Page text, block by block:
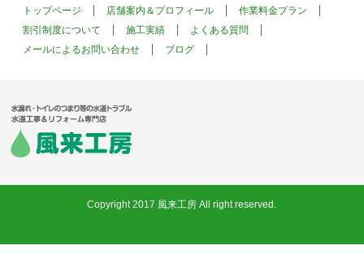
トップページ 店舗案内＆プロフィール
作業料金プラン
割引制度について
施工実績
よくある質問
メールによるお問い合わせ
ブログ
Copyright 2017 風来工房 All right reserved.